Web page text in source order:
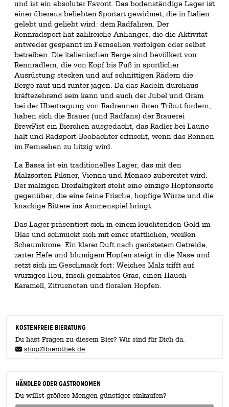
und ist ein absoluter Favorit. Das bodenständige Lager ist
einer überaus beliebten Sportart gewidmet, die in Italien
gelebt und geliebt wird: dem Radfahren. Der
Rennradsport hat zahlreiche Anhänger, die die Aktivität
entweder gespannt im Fernsehen verfolgen oder selbst
betreiben. Die italienischen Berge sind bevölkert von
Rennradlern, die von Kopf bis Fuß in sportlicher
Ausrüstung stecken und auf schnittigen Rädern die
Berge rauf und runter jagen. Da das Radeln durchaus
kräftezehrend sein kann und auch der Jubel und Gram
bei der Übertragung von Radrennen ihren Tribut fordern,
haben sich die Brauer (und Radfans) der Brauerei
BrewFist ein Bierchen ausgedacht, das Radler bei Laune
hält und Radsport-Beobachter erfrischt, wenn das Rennen
im Fernsehen zu hitzig wird.
La Bassa ist ein traditionelles Lager, das mit den
Malzsorten Pilsner, Vienna und Monaco zubereitet wird.
Der malzigen Dreifaltigkeit steht eine einzige Hopfensorte
gegenüber, die eine feine Frische, hopfige Würze und die
knackige Bittere ins Aromenspiel bringt.
Das Lager präsentiert sich in einem leuchtenden Gold im
Glas und schmückt sich mit einer stattlichen, weißen
Schaumkrone. Ein klarer Duft nach geröstetem Getreide,
zarter Hefe und blumigem Hopfen steigt in die Nase und
setzt sich im Geschmack fort: Weiches Malz trifft auf
würziges Heu, frisch gemähtes Gras, einen Hauch
Karamell, Zitrusnoten und floralen Hopfen.
KOSTENFREIE BIERATUNG
Du hast Fragen zu diesem Bier? Wir sind für Dich da.
shop@bierothek.de
Händler oder Gastronomen
Du willst größere Mengen günstiger einkaufen?